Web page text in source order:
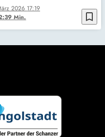
bookmark_border
2026 17:19
Min.